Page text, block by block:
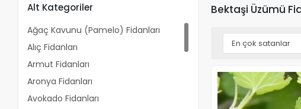
Alt Kategoriler
Ağaç Kavunu (Pamelo) Fidanları
Alıç Fidanları
Armut Fidanları
Aronya Fidanları
Avokado Fidanları
Bektaşi Üzümü